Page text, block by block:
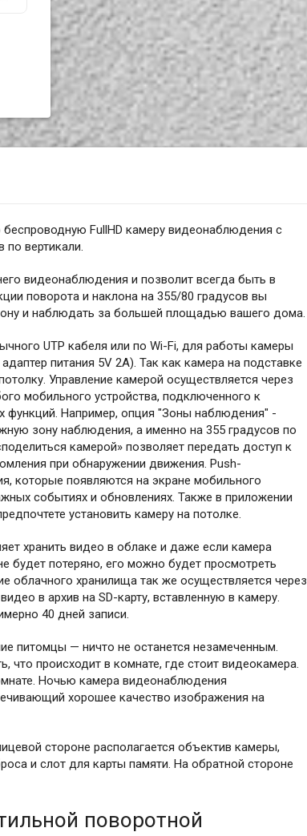
FullHD камеру видеонаблюдения с
по вертикали.
видеонаблюдения и позволит всегда быть в
поворота и наклона на 355/80 градусов вы
и наблюдать за большей площадью вашего дома.
UTP кабеля или по Wi-Fi, для работы камеры
питания 5V 2A). Так как камера на подставке
Управление камерой осуществляется через
мобильного устройства, подключенного к
функций. Например, опция "Зоны наблюдения" -
зону наблюдения, а именно на 355 градусов по
камерой» позволяет передать доступ к
при обнаружении движения. Push-
которые появляются на экране мобильного
событиях и обновлениях. Также в приложении
установить камеру на потолке.
хранить видео в облаке и даже если камера
потеряно, его можно будет просмотреть
облачного хранилища так же осуществляется через
в архив на SD-карту, вставленную в камеру.
40 дней записи.
питомцы — ничто не останется незамеченным.
происходит в комнате, где стоит видеокамера.
Ночью камера видеонаблюдения
хорошее качество изображения на
стороне располагается объектив камеры,
и слот для карты памяти. На обратной стороне
поворотной